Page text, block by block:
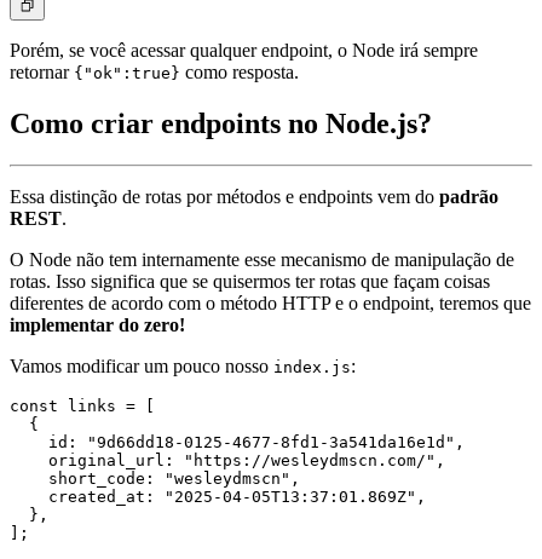
Porém, se você acessar qualquer endpoint, o Node irá sempre
retornar {"ok":true} como resposta.
Como criar endpoints no Node.js?
Essa distinção de rotas por métodos e endpoints vem do padrão
REST.
O Node não tem internamente esse mecanismo de manipulação de
rotas. Isso significa que se quisermos ter rotas que façam coisas
diferentes de acordo com o método HTTP e o endpoint, teremos que
implementar do zero!
Vamos modificar um pouco nosso index.js:
const links = [
  {
    id: "9d66dd18-0125-4677-8fd1-3a541da16e1d",
    original_url: "https://wesleydmscn.com/",
    short_code: "wesleydmscn",
    created_at: "2025-04-05T13:37:01.869Z",
  },
];